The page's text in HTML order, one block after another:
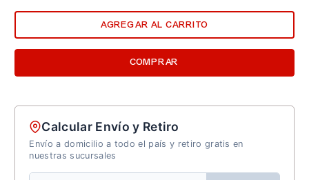
AGREGAR AL CARRITO
COMPRAR
Calcular Envío y Retiro
Envío a domicilio a todo el país y retiro gratis en
nuestras sucursales